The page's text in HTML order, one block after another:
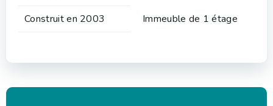
Construit en 2003 Immeuble de 1 étage